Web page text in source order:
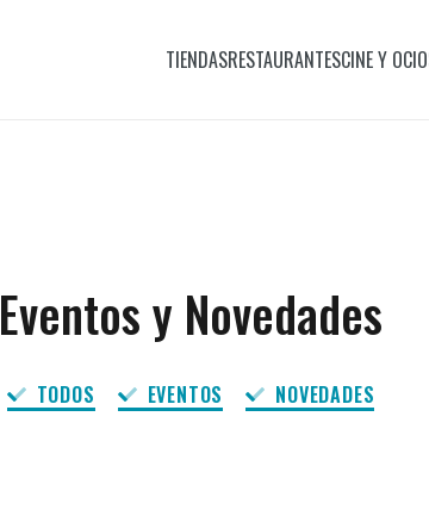
TIENDASRESTAURANTESCINE Y OCIO
Eventos y Novedades
TODOS EVENTOS NOVEDADES